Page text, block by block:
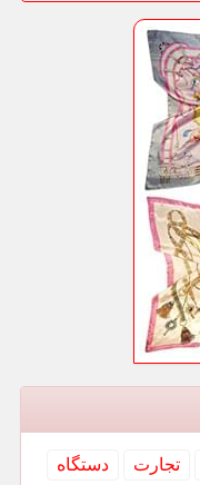
تجارت
دستگاه